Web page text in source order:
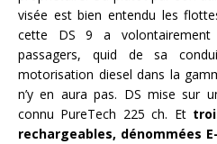
visée est bien entendu les
cette DS 9 a
passagers, quid de sa
motorisation diesel dans la
n’y en aura pas. DS mise sur
connu PureTech 225 ch. Et
rechargeables, dénommées